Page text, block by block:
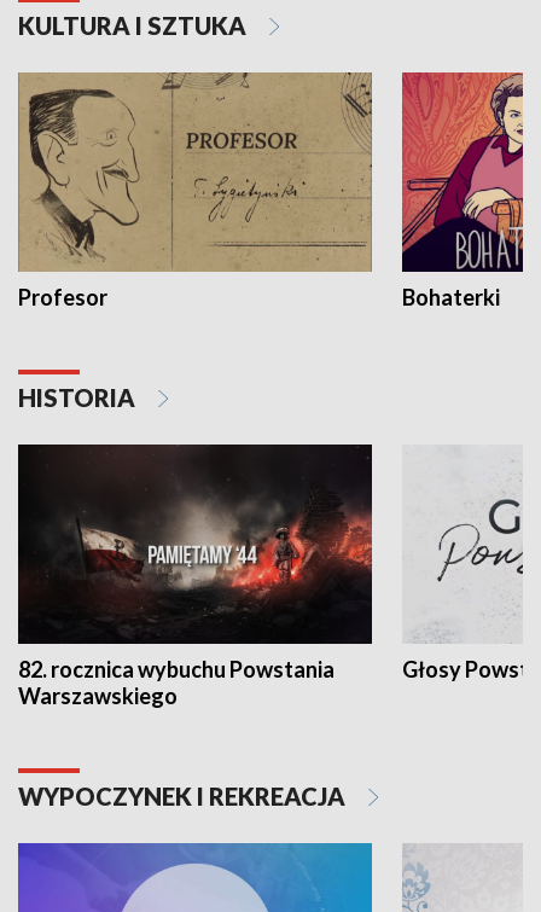
KULTURA I SZTUKA
Profesor Bohaterki
HISTORIA
82. rocznica wybuchu Powstania
Warszawskiego
Głosy
WYPOCZYNEK I REKREACJA